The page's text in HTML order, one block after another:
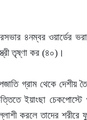
তৃষ্ণা কর (৪০)।
ইয়াংছা
করলে তাদের শরীরে